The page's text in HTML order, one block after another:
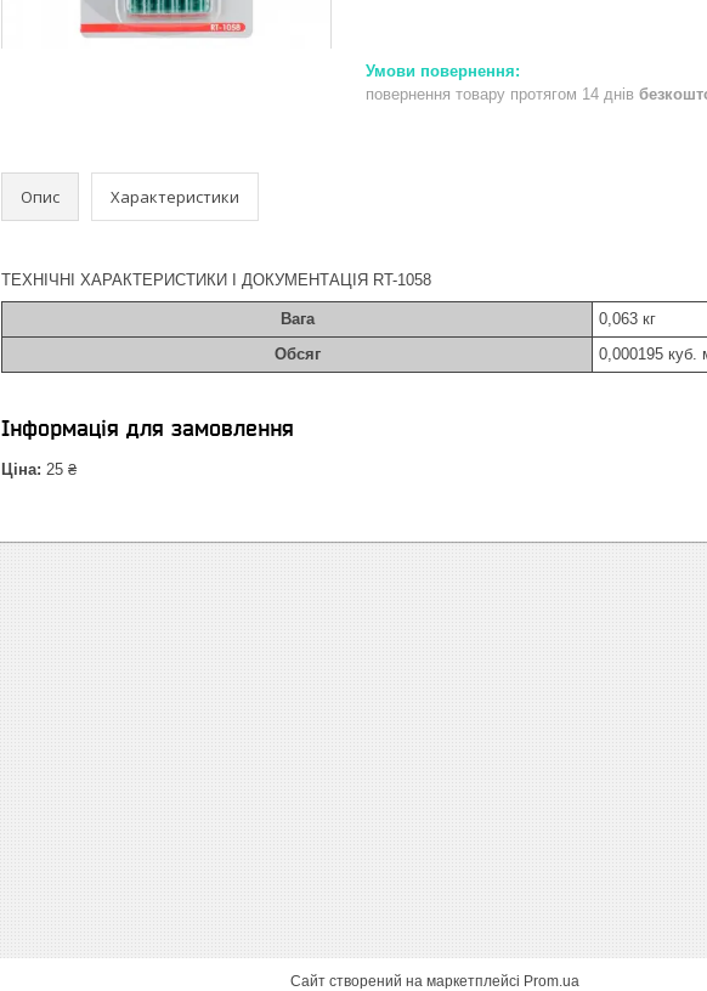
повернення товару протягом 14 днів
Опис Характеристики
ТЕХНІЧНІ ХАРАКТЕРИСТИКИ І ДОКУМЕНТАЦІЯ RT-1058
Вага
0,063 кг
Обсяг
0,000195 куб.
Інформація для замовлення
Ціна: 25 ₴
Сайт створений на маркетплейсі Prom.ua